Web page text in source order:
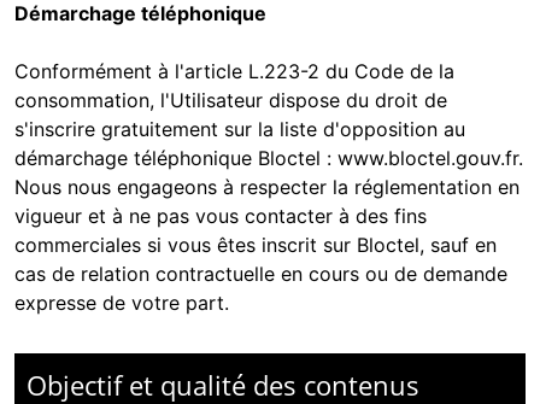
Démarchage téléphonique
Conformément à l'article L.223-2 du Code de la
consommation, l'Utilisateur dispose du droit de
s'inscrire gratuitement sur la liste d'opposition au
démarchage téléphonique Bloctel : www.bloctel.gouv.fr.
Nous nous engageons à respecter la réglementation en
vigueur et à ne pas vous contacter à des fins
commerciales si vous êtes inscrit sur Bloctel, sauf en
cas de relation contractuelle en cours ou de demande
expresse de votre part.
Objectif et qualité des contenus